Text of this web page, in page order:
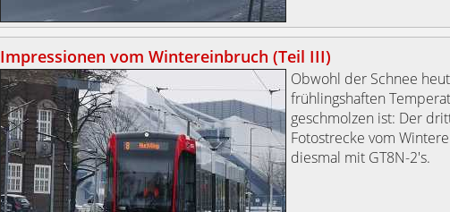
Impressionen vom Wintereinbruch (Teil III)
Obwohl der Schnee
frühlingshaften
geschmolzen ist: Der
Fotostrecke vom
diesmal mit GT8N-2's.